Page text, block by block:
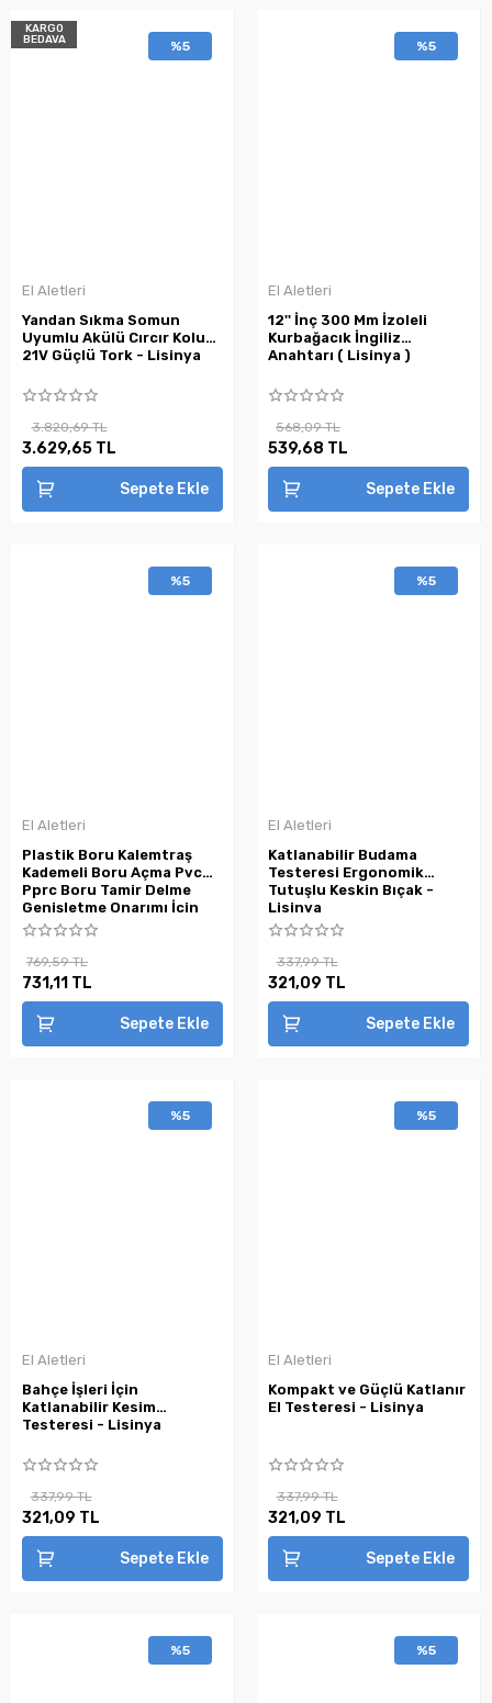
KARGO
BEDAVA
%5
El Aletleri
Yandan Sıkma Somun
Uyumlu Akülü Cırcır Kolu
21V Güçlü Tork - Lisinya
3.820,69 TL
3.629,65 TL
Sepete Ekle
%5
El Aletleri
12'' İnç 300 Mm İzoleli
Kurbağacık İngiliz
Anahtarı ( Lisinya )
568,09 TL
539,68 TL
Sepete Ekle
%5
El Aletleri
Plastik Boru Kalemtraş
Kademeli Boru Açma Pvc
Pprc Boru Tamir Delme
Genişletme Onarımı İçin
3lü Havşa Seti ( Lisinya )
769,59 TL
731,11 TL
Sepete Ekle
%5
El Aletleri
Katlanabilir Budama
Testeresi Ergonomik
Tutuşlu Keskin Bıçak -
Lisinya
337,99 TL
321,09 TL
Sepete Ekle
%5
El Aletleri
Bahçe İşleri İçin
Katlanabilir Kesim
Testeresi - Lisinya
337,99 TL
321,09 TL
Sepete Ekle
%5
El Aletleri
Kompakt ve Güçlü Katlanır
El Testeresi - Lisinya
337,99 TL
321,09 TL
Sepete Ekle
%5 %5